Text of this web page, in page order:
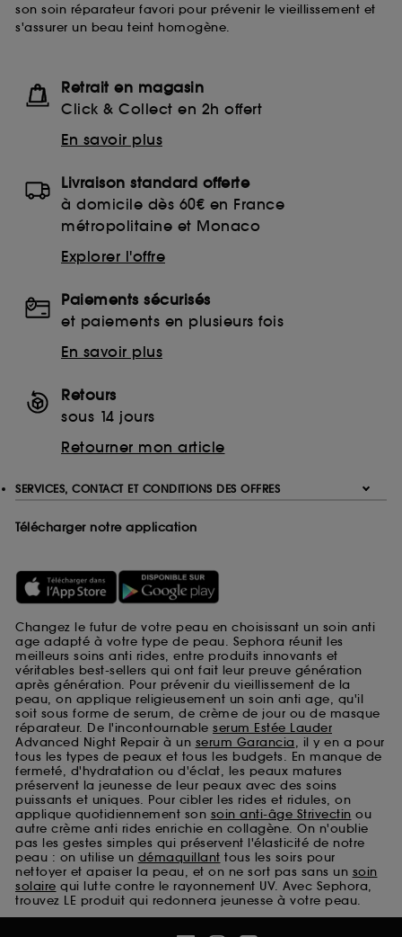
son soin réparateur favori pour prévenir le vieillissement et
s'assurer un beau teint homogène.
Retrait en magasin
Click & Collect en 2h offert
En savoir plus
Livraison standard offerte
à domicile dès 60€ en France
métropolitaine et Monaco
Explorer l'offre
Paiements sécurisés
et paiements en plusieurs fois
En savoir plus
Retours
sous 14 jours
Retourner mon article
SERVICES, CONTACT ET CONDITIONS DES OFFRES
Télécharger notre application
Changez le futur de votre peau en choisissant un soin anti
age adapté à votre type de peau. Sephora réunit les
meilleurs soins anti rides, entre produits innovants et
véritables best-sellers qui ont fait leur preuve génération
après génération. Pour prévenir du vieillissement de la
peau, on applique religieusement un soin anti age, qu'il
soit sous forme de serum, de crème de jour ou de masque
réparateur. De l'incontournable serum Estée Lauder
Advanced Night Repair à un serum Garancia, il y en a pour
tous les types de peaux et tous les budgets. En manque de
fermeté, d'hydratation ou d'éclat, les peaux matures
préservent la jeunesse de leur peaux avec des soins
puissants et uniques. Pour cibler les rides et ridules, on
applique quotidiennement son soin anti-âge Strivectin ou
autre crème anti rides enrichie en collagène. On n'oublie
pas les gestes simples qui préservent l'élasticité de notre
peau : on utilise un démaquillant tous les soirs pour
nettoyer et apaiser la peau, et on ne sort pas sans un soin
solaire qui lutte contre le rayonnement UV. Avec Sephora,
trouvez LE produit qui redonnera jeunesse à votre peau.